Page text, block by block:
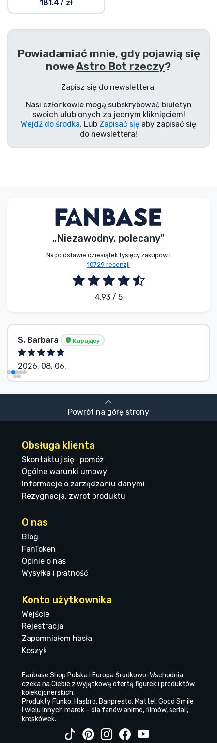
181.47 zł
Powiadamiać mnie, gdy pojawią się
noweAstro Bot rzeczy?
Zapisz się do newslettera!
Nasi członkowie mogą subskrybować biuletyn
swoich ulubionych za jednym kliknięciem!
Wejdź do środka, Lub Zapisać się aby zapisać się
do newslettera!
„Niezawodny, polecany”
Na podstawie dziesiątek tysięcy zakupów i
10729 recenzji
4.93 / 5
S. Barbara Kupujący
2026. 08. 06.
Powrót na górę strony
Obsługa klienta
Skontaktuj się i pomóż
Ogólne warunki umowy
Informacje o zarządzaniu danymi
Rezygnacja, zwrot produktu
O nas
Blog
FanToken
Opinie o nas
Wysyłka i płatność
Konto użytkownika
Wejście
Rejestracja
Zapomniałem hasła
Koszyk
Fanbase Shop Polska i Europa Środkowo-Wschodnia
czeka na Ciebie z wyjątkową ofertą figurek i produktów
kolekcjonerskich.
Produkty Funko, Hasbro, Banpresto, Mattel, Good Smile
i wielu innych marek – dla fanów anime, filmów, seriali,
kreskówek.
Rzeczy dla graczy
Rzeczy muzyczne
Typy produktów
Marki